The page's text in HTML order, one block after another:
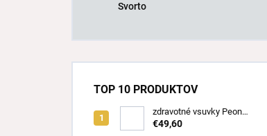
Svorto
TOP 10 PRODUKTOV
zdravotné vsuvky Peon
PE/701
€49,60